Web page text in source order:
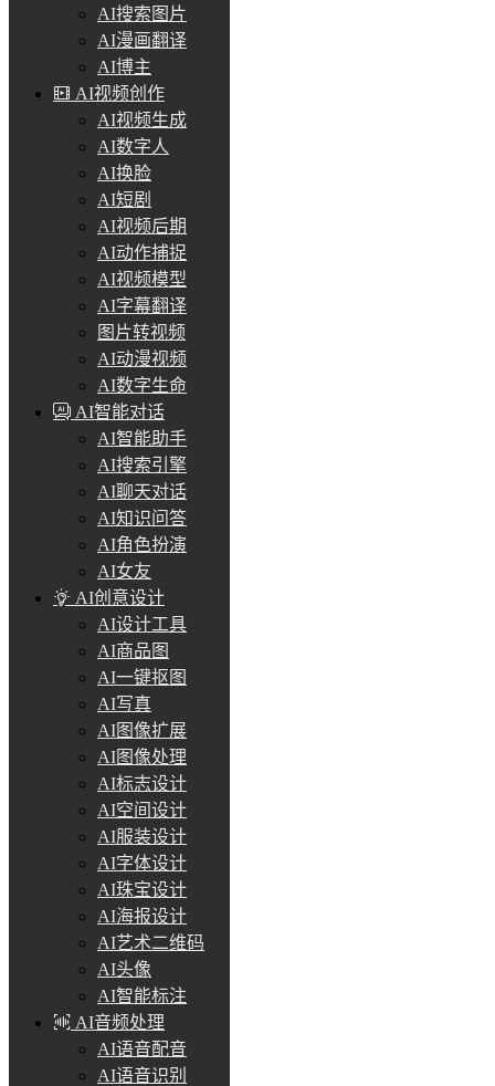
AI搜索图片
AI漫画翻译
AI博主
AI视频创作
AI视频生成
AI数字人
AI换脸
AI短剧
AI视频后期
AI动作捕捉
AI视频模型
AI字幕翻译
图片转视频
AI动漫视频
AI数字生命
AI智能对话
AI智能助手
AI搜索引擎
AI聊天对话
AI知识问答
AI角色扮演
AI女友
AI创意设计
AI设计工具
AI商品图
AI一键抠图
AI写真
AI图像扩展
AI图像处理
AI标志设计
AI空间设计
AI服装设计
AI字体设计
AI珠宝设计
AI海报设计
AI艺术二维码
AI头像
AI智能标注
AI音频处理
AI语音配音
AI语音识别